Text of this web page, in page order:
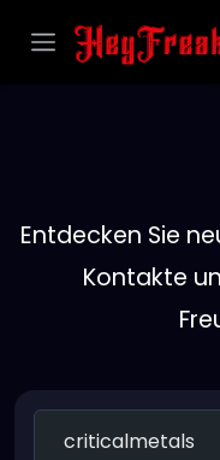
Entdecken Sie
Kontakte